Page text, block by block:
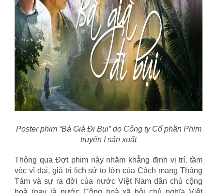
Poster phim “Bà Già Đi Bụi” do Công ty Cổ phần Phim
truyện I sản xuất
Thông qua Đợt phim này nhằm khẳng định vị trí, tầm
vóc vĩ đại, giá trị lịch sử to lớn của Cách mạng Tháng
Tám và sự ra đời của nước Việt Nam dân chủ cộng